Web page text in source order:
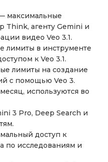
максимальные
Think, агенту Gemini и
видео Veo 3.1.
лимиты в инструменте
к Veo 3.1.
лимиты на создание
с помощью Veo 3.
используются во
3 Pro, Deep Search и
доступ к
исследованиям и